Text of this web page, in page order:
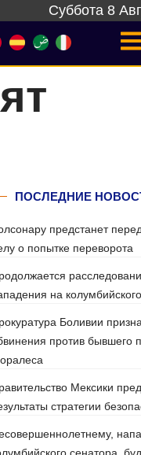
Суббота 8
ПОСЛЕДНИЕ
предстанет
о попытке переворота
на
Боливии
против бывшего
Мексики
стратегии